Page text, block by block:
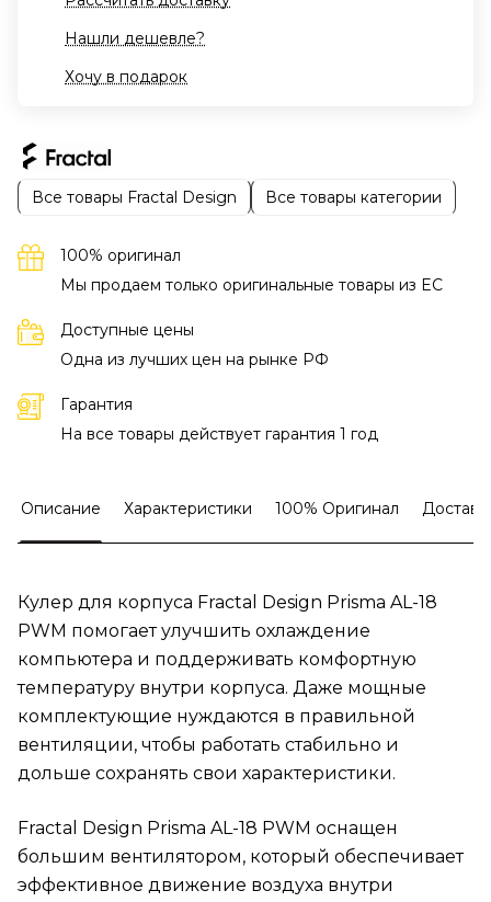
Нашли дешевле?
Хочу в подарок
Все товары Fractal Design Все товары категории
100% оригинал
Мы продаем только оригинальные товары из EC
Доступные цены
Одна из лучших цен на рынке РФ
Гарантия
На все товары действует гарантия 1 год
Описание Характеристики 100% Оригинал
Кулер для корпуса Fractal Design Prisma AL-18
PWM помогает улучшить охлаждение
компьютера и поддерживать комфортную
температуру внутри корпуса. Даже мощные
комплектующие нуждаются в правильной
вентиляции, чтобы работать стабильно и
дольше сохранять свои характеристики.
Fractal Design Prisma AL-18 PWM оснащен
большим вентилятором, который обеспечивает
эффективное движение воздуха внутри